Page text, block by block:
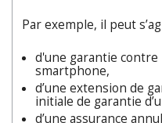
Par exemple, il peut
d'une garantie contre
smartphone,
d’une extension de
initiale de garantie
d’une assurance